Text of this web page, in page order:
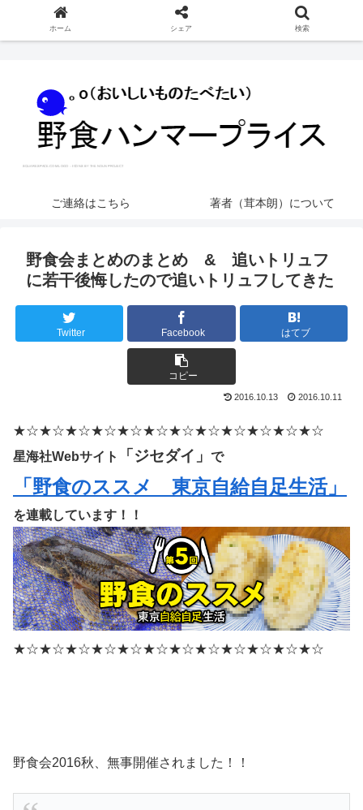
ご連絡はこちら 著者（茸本朗）について
野食会まとめのまとめ & 追いトリュフ
に若干後悔したので追いトリュフしてきた
Twitter Facebook はてブ
コピー
2016.10.13 2016.10.11
★☆★☆★☆★☆★☆★☆★☆★☆★☆★☆★☆★☆
星海社Webサイト
「ジセダイ」 で
「野食のススメ 東京自給自足生活」
を連載しています！！
★☆★☆★☆★☆★☆★☆★☆★☆★☆★☆★☆★☆
野食会2016秋、無事開催されました！！
ホーム シェア 検索